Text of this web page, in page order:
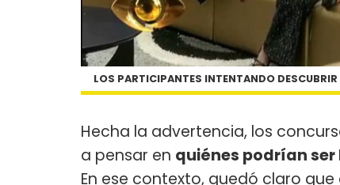
LOS PARTICIPANTES INTENTANDO
Hecha la advertencia, los
a pensar en quiénes podrían
En ese contexto, quedó claro